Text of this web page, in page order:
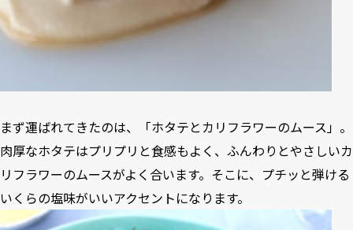
まず運ばれてきたのは、「ホタテとカリフラワーのムース」。
肉厚なホタテはプリプリと食感もよく、ふんわりとやさしいカ
リフラワーのムースがよく合います。そこに、プチッと弾ける
いくらの塩味がいいアクセントになります。